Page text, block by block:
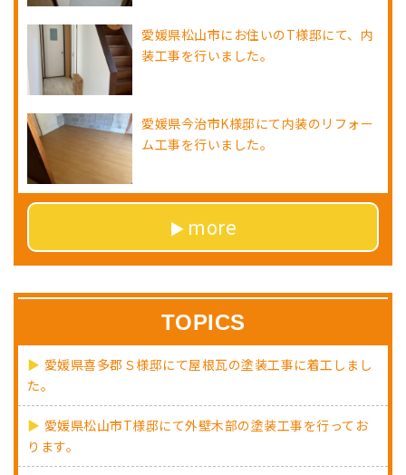
愛媛県松山市にお住いのT様邸にて、内
装工事を行いました。
愛媛県今治市K様邸にて内装のリフォー
ム工事を行いました。
more
TOPICS
愛媛県喜多郡Ｓ様邸にて屋根瓦の塗装工事に着工しまし
た。
愛媛県松山市T様邸にて外壁木部の塗装工事を行ってお
ります。